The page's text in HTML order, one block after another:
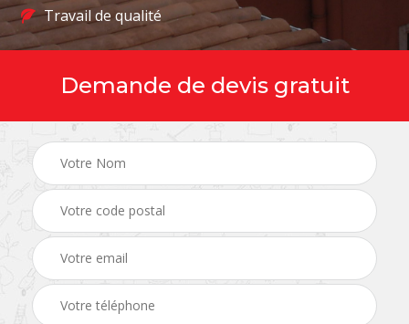
Travail de qualité
Demande de devis gratuit